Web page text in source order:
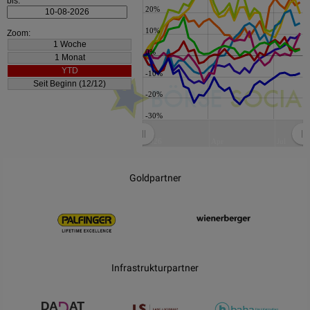
Zoom:
-30%
-20%
-10%
0%
10%
20%
2026
Goldpartner
Infrastrukturpartner